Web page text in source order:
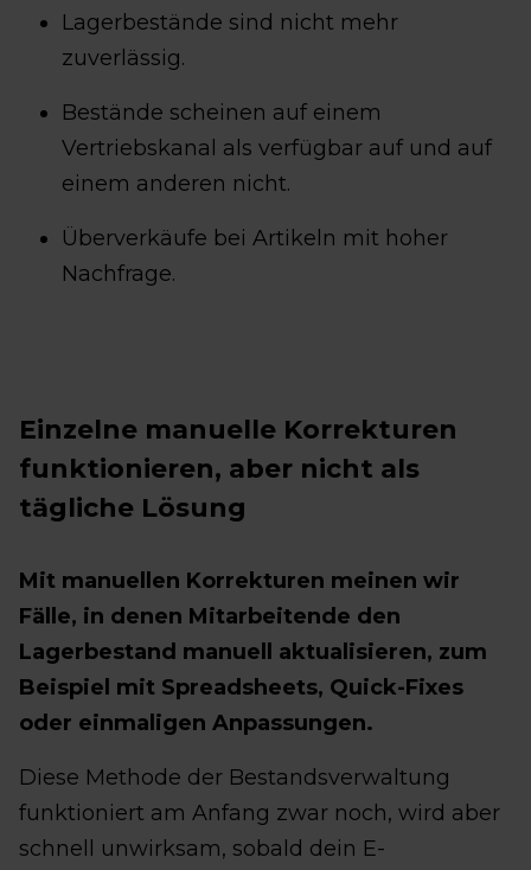
Lagerbestände sind nicht mehr
zuverlässig.
Bestände scheinen auf einem
Vertriebskanal als verfügbar auf und auf
einem anderen nicht.
Überverkäufe bei Artikeln mit hoher
Nachfrage.
Einzelne manuelle Korrekturen
funktionieren, aber nicht als
tägliche Lösung
Mit manuellen Korrekturen meinen wir
Fälle, in denen Mitarbeitende den
Lagerbestand manuell aktualisieren, zum
Beispiel mit Spreadsheets, Quick-Fixes
oder einmaligen Anpassungen.
Diese Methode der Bestandsverwaltung
funktioniert am Anfang zwar noch, wird aber
schnell unwirksam, sobald dein E-